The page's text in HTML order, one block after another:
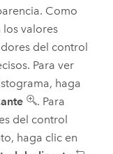
Como
los valores
del control
Para ver
haga
. Para
del control
haga clic en